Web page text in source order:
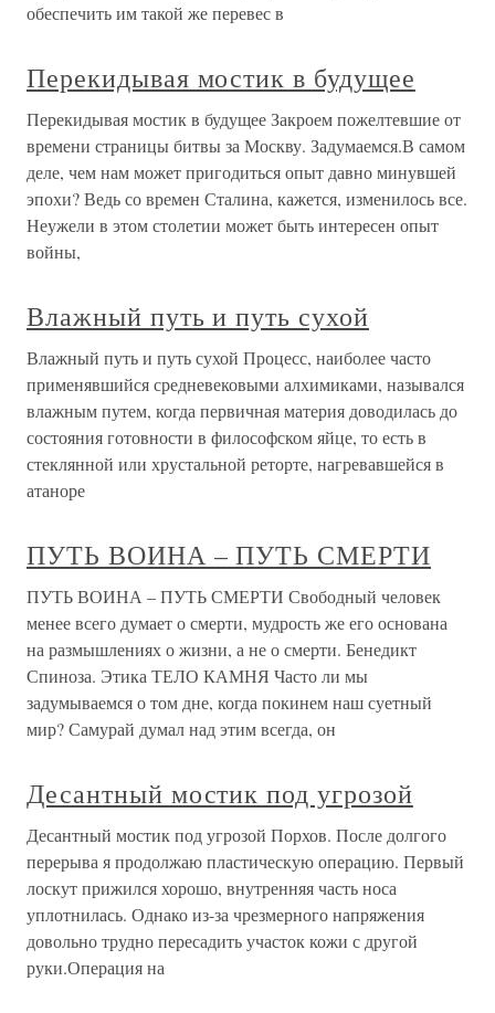
обеспечить им такой же перевес в
Перекидывая мостик в будущее
Перекидывая мостик в будущее Закроем пожелтевшие от
времени страницы битвы за Москву. Задумаемся.В самом
деле, чем нам может пригодиться опыт давно минувшей
эпохи? Ведь со времен Сталина, кажется, изменилось все.
Неужели в этом столетии может быть интересен опыт
войны,
Влажный путь и путь сухой
Влажный путь и путь сухой Процесс, наиболее часто
применявшийся средневековыми алхимиками, назывался
влажным путем, когда первичная материя доводилась до
состояния готовности в философском яйце, то есть в
стеклянной или хрустальной реторте, нагревавшейся в
атаноре
ПУТЬ ВОИНА – ПУТЬ СМЕРТИ
ПУТЬ ВОИНА – ПУТЬ СМЕРТИ Свободный человек
менее всего думает о смерти, мудрость же его основана
на размышлениях о жизни, а не о смерти. Бенедикт
Спиноза. Этика ТЕЛО КАМНЯ Часто ли мы
задумываемся о том дне, когда покинем наш суетный
мир? Самурай думал над этим всегда, он
Десантный мостик под угрозой
Десантный мостик под угрозой Порхов. После долгого
перерыва я продолжаю пластическую операцию. Первый
лоскут прижился хорошо, внутренняя часть носа
уплотнилась. Однако из-за чрезмерного напряжения
довольно трудно пересадить участок кожи с другой
руки.Операция на